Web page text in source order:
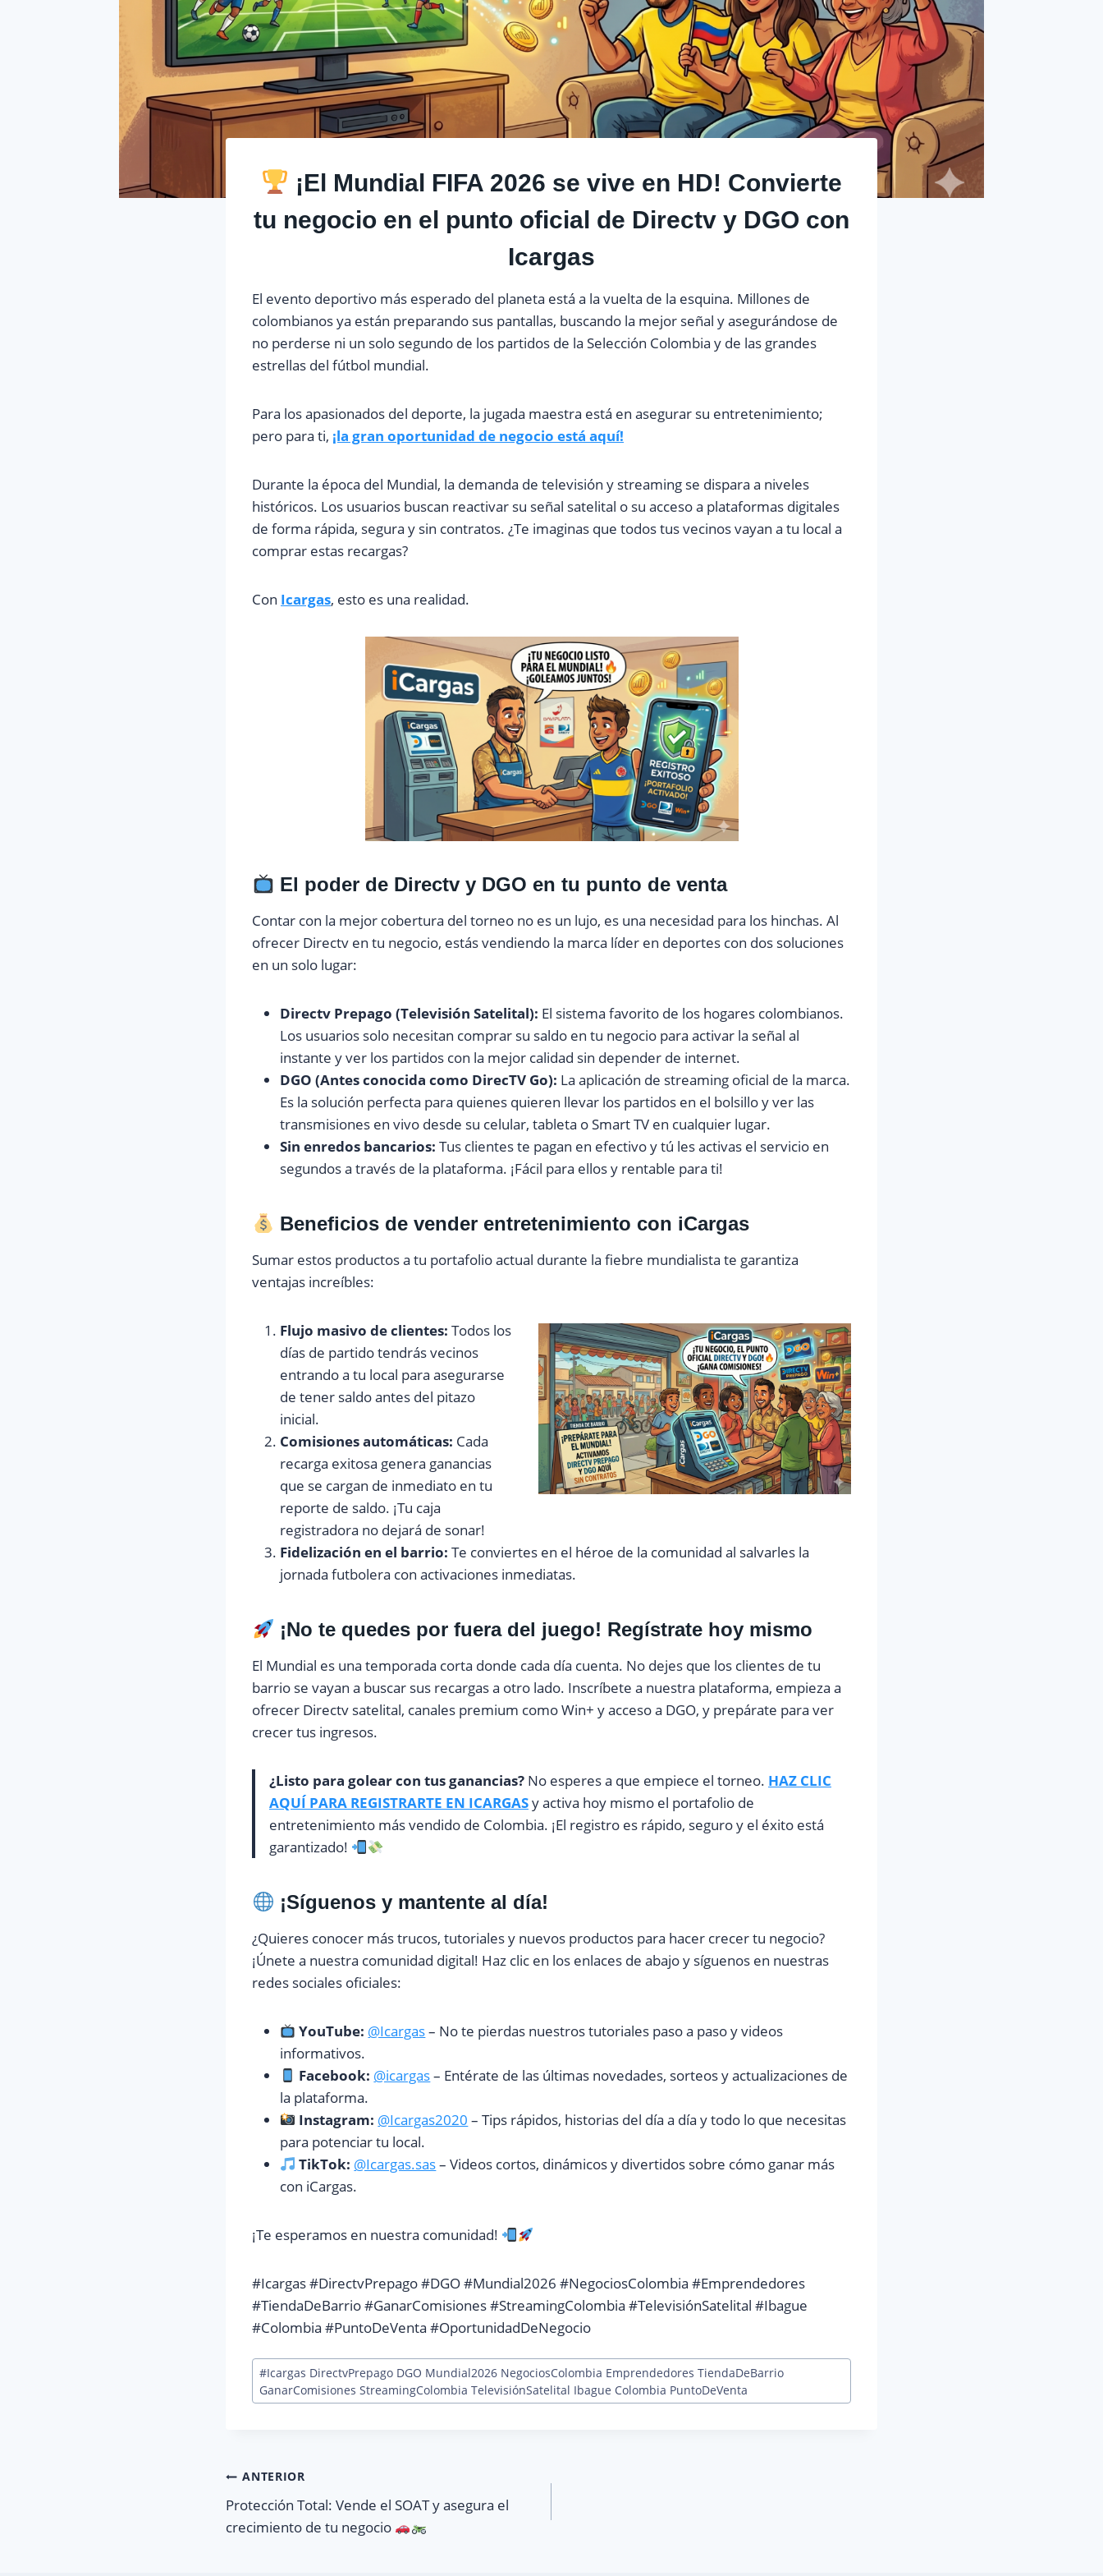
¡El Mundial FIFA 2026 se vive en HD! Convierte
tu negocio en el punto oficial de Directv y DGO con
Icargas
El evento deportivo más esperado del planeta está a la vuelta de la esquina. Millones de
colombianos ya están preparando sus pantallas, buscando la mejor señal y asegurándose de
no perderse ni un solo segundo de los partidos de la Selección Colombia y de las grandes
estrellas del fútbol mundial.
Para los apasionados del deporte, la jugada maestra está en asegurar su entretenimiento;
pero para ti, ¡la gran oportunidad de negocio está aquí!
Durante la época del Mundial, la demanda de televisión y streaming se dispara a niveles
históricos. Los usuarios buscan reactivar su señal satelital o su acceso a plataformas digitales
de forma rápida, segura y sin contratos. ¿Te imaginas que todos tus vecinos vayan a tu local a
comprar estas recargas?
Con Icargas, esto es una realidad.
El poder de Directv y DGO en tu punto de venta
Contar con la mejor cobertura del torneo no es un lujo, es una necesidad para los hinchas. Al
ofrecer Directv en tu negocio, estás vendiendo la marca líder en deportes con dos soluciones
en un solo lugar:
Directv Prepago (Televisión Satelital): El sistema favorito de los hogares colombianos.
Los usuarios solo necesitan comprar su saldo en tu negocio para activar la señal al
instante y ver los partidos con la mejor calidad sin depender de internet.
DGO (Antes conocida como DirecTV Go): La aplicación de streaming oficial de la marca.
Es la solución perfecta para quienes quieren llevar los partidos en el bolsillo y ver las
transmisiones en vivo desde su celular, tableta o Smart TV en cualquier lugar.
Sin enredos bancarios: Tus clientes te pagan en efectivo y tú les activas el servicio en
segundos a través de la plataforma. ¡Fácil para ellos y rentable para ti!
Beneficios de vender entretenimiento con iCargas
Sumar estos productos a tu portafolio actual durante la fiebre mundialista te garantiza
ventajas increíbles:
Flujo masivo de clientes: Todos los
días de partido tendrás vecinos
entrando a tu local para asegurarse
de tener saldo antes del pitazo
inicial.
Comisiones automáticas: Cada
recarga exitosa genera ganancias
que se cargan de inmediato en tu
reporte de saldo. ¡Tu caja
registradora no dejará de sonar!
Fidelización en el barrio: Te conviertes en el héroe de la comunidad al salvarles la
jornada futbolera con activaciones inmediatas.
¡No te quedes por fuera del juego! Regístrate hoy mismo
El Mundial es una temporada corta donde cada día cuenta. No dejes que los clientes de tu
barrio se vayan a buscar sus recargas a otro lado. Inscríbete a nuestra plataforma, empieza a
ofrecer Directv satelital, canales premium como Win+ y acceso a DGO, y prepárate para ver
crecer tus ingresos.
¿Listo para golear con tus ganancias? No esperes a que empiece el torneo. HAZ CLIC
AQUÍ PARA REGISTRARTE EN ICARGASy activa hoy mismo el portafolio de
entretenimiento más vendido de Colombia. ¡El registro es rápido, seguro y el éxito está
garantizado!
¡Síguenos y mantente al día!
¿Quieres conocer más trucos, tutoriales y nuevos productos para hacer crecer tu negocio?
¡Únete a nuestra comunidad digital! Haz clic en los enlaces de abajo y síguenos en nuestras
redes sociales oficiales:
YouTube: @Icargas– No te pierdas nuestros tutoriales paso a paso y videos
informativos.
Facebook: @icargas– Entérate de las últimas novedades, sorteos y actualizaciones de
la plataforma.
Instagram: @Icargas2020 – Tips rápidos, historias del día a día y todo lo que necesitas
para potenciar tu local.
TikTok: @Icargas.sas– Videos cortos, dinámicos y divertidos sobre cómo ganar más
con iCargas.
¡Te esperamos en nuestra comunidad!
#Icargas #DirectvPrepago #DGO #Mundial2026 #NegociosColombia #Emprendedores
#TiendaDeBarrio #GanarComisiones #StreamingColombia #TelevisiónSatelital #Ibague
#Colombia #PuntoDeVenta #OportunidadDeNegocio
Etiquetas
de
la
#Icargas DirectvPrepago DGO Mundial2026 NegociosColombia Emprendedores TiendaDeBarrio
GanarComisiones StreamingColombia TelevisiónSatelital Ibague Colombia PuntoDeVenta
Navegación
de
ANTERIOR
Protección Total: Vende el SOAT y asegura el
crecimiento de tu negocio